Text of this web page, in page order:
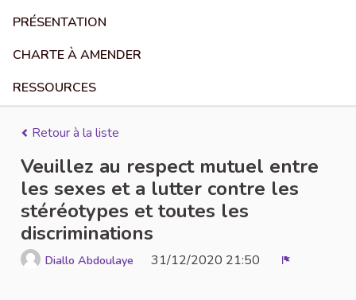
PRÉSENTATION
CHARTE À AMENDER
RESSOURCES
Retour à la liste
Veuillez au respect mutuel entre
les sexes et a lutter contre les
stéréotypes et toutes les
discriminations
Diallo Abdoulaye 31/12/2020 21:50